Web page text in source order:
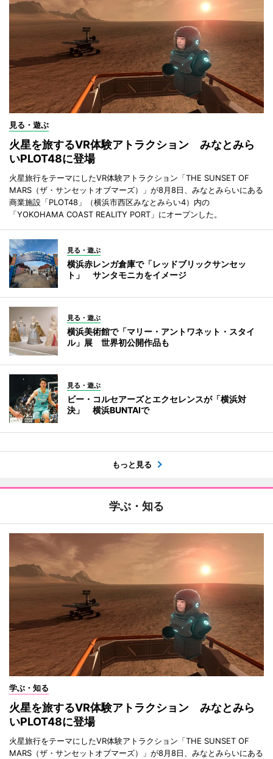
見る・遊ぶ
火星を旅するVR体験アトラクション みなとみら
いPLOT48に登場
火星旅行をテーマにしたVR体験アトラクション「THE SUNSET OF
MARS（ザ・サンセットオブマーズ）」が8月8日、みなとみらいにある
商業施設「PLOT48」（横浜市西区みなとみらい4）内の
「YOKOHAMA COAST REALITY PORT」にオープンした。
見る・遊ぶ
横浜赤レンガ倉庫で「レッドブリックサンセッ
ト」 サンタモニカをイメージ
見る・遊ぶ
横浜美術館で「マリー・アントワネット・スタイ
ル」展 世界初公開作品も
見る・遊ぶ
ビー・コルセアーズとエクセレンスが「横浜対
決」 横浜BUNTAIで
もっと見る
学ぶ・知る
学ぶ・知る
火星を旅するVR体験アトラクション みなとみら
いPLOT48に登場
火星旅行をテーマにしたVR体験アトラクション「THE SUNSET OF
MARS（ザ・サンセットオブマーズ）」が8月8日、みなとみらいにある